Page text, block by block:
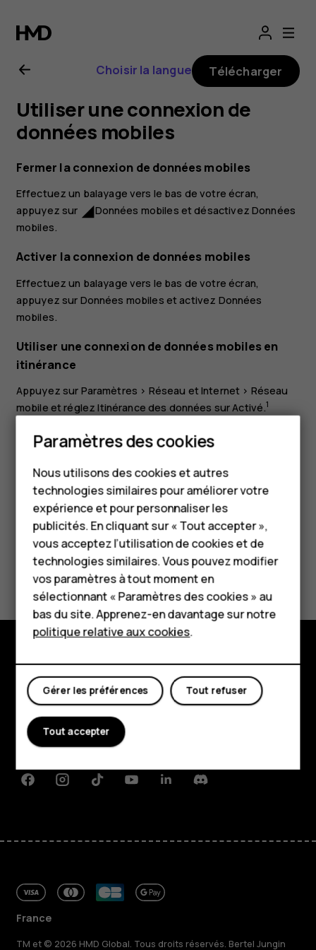
Guide
de
l'utilisateur
Nokia 3.1
Plus
Smartphones
Téléphones classiques
Accessoires
HMD Terra M
Pour les entreprises
Tablettes
Boutique
Choisir la langue Télécharger
Utiliser une connexion de
données mobiles
Fermer la connexion de données mobiles
Effectuez un balayage vers le bas de votre écran,
appuyez sur network_cellDonnées mobiles et désactivez Données
mobiles.
Activer la connexion de données mobiles
Effectuez un balayage vers le bas de votre écran,
appuyez sur Données mobiles et activez Données
mobiles.
Utiliser une connexion de données mobiles en
itinérance
Appuyez sur Paramètres > Réseau et Internet > Réseau
mobile et réglezItinérance des données surActivé.1
Conseil :Pour suivre votre consommation de
Internet>Consommation des données
Avez-vous trouvé cela utile?
Oui Non
Boutique
À propos
Planet and people
FacebookInstagramTiktokYoutubeLinkedinDiscord
France
TM et © 2026 HMD Global. Tous droits réservés. Bertel Jungin
Paramètres des cookies
Nous utilisons des cookies et autres
technologies similaires pour améliorer votre
expérience et pour personnaliser les
publicités. En cliquant sur « Tout accepter »,
vous acceptez l’utilisation de cookies et de
technologies similaires. Vous pouvez modifier
vos paramètres à tout moment en
sélectionnant « Paramètres des cookies » au
bas du site. Apprenez-en davantage sur notre
politique relative aux cookies.
Tout refuser
Gérer les préférences
Tout accepter